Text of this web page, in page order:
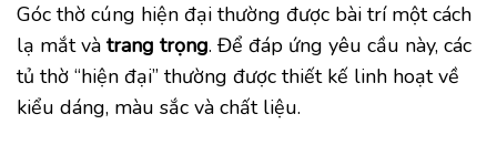
Góc thờ cúng hiện đại thường được bài trí một cách
lạ mắt và trang trọng. Để đáp ứng yêu cầu này, các
tủ thờ “hiện đại” thường được thiết kế linh hoạt về
kiểu dáng, màu sắc và chất liệu.